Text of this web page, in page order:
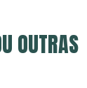
OUTRAS